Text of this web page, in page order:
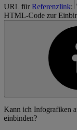
URL fürReferenzlink:
HTML-Code zur
Kann ich Infografiken
einbinden?